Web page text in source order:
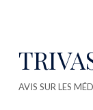
AVIS SUR LES